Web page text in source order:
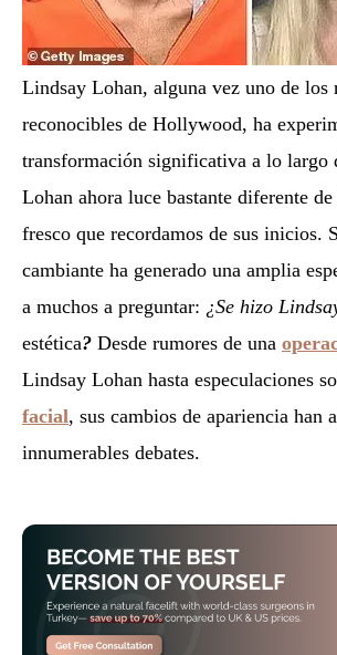
Lindsay Lohan, alguna vez uno de los
reconocibles de Hollywood, ha
transformación significativa a lo largo
Lohan ahora luce bastante diferente
fresco que recordamos de sus inicios.
cambiante ha generado una amplia
a muchos a preguntar: ¿Se hizo
estética? Desde rumores de una
Lindsay Lohan hasta especulaciones
facial, sus cambios de apariencia han
innumerables debates.